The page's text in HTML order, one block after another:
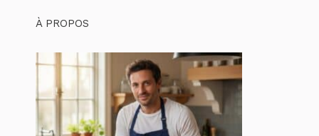
À PROPOS